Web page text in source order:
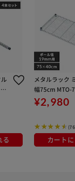
る
メタルラック
幅75cm MTO-
(ポール直径
¥2,980
カート